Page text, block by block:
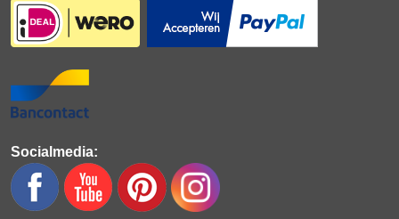
Socialmedia: